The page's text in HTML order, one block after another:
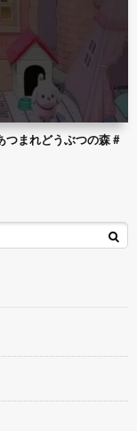
まれどうぶつの森 #